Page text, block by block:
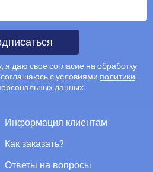
я даю свое согласие на обработку
с условиями политики
данных.
Информация клиентам
Как заказать?
Ответы на вопросы